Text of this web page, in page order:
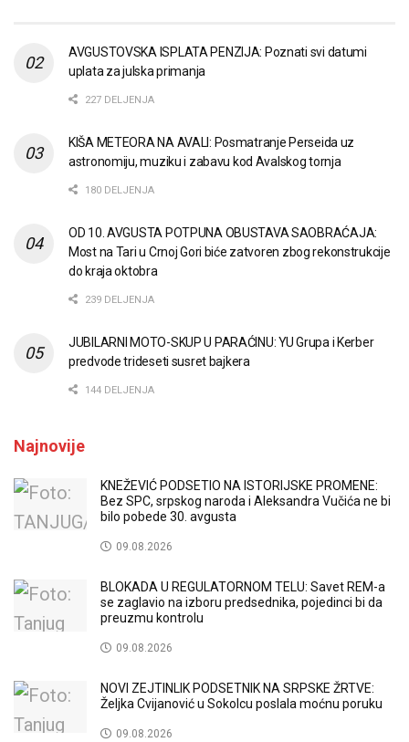
AVGUSTOVSKA ISPLATA PENZIJA: Poznati svi datumi
uplata za julska primanja
227 DELJENJA
KIŠA METEORA NA AVALI: Posmatranje Perseida uz
astronomiju, muziku i zabavu kod Avalskog tornja
180 DELJENJA
OD 10. AVGUSTA POTPUNA OBUSTAVA SAOBRAĆAJA:
Most na Tari u Crnoj Gori biće zatvoren zbog rekonstrukcije
do kraja oktobra
239 DELJENJA
JUBILARNI MOTO-SKUP U PARAĆINU: YU Grupa i Kerber
predvode trideseti susret bajkera
144 DELJENJA
Najnovije
KNEŽEVIĆ PODSETIO NA ISTORIJSKE PROMENE:
Bez SPC, srpskog naroda i Aleksandra Vučića ne bi
bilo pobede 30. avgusta
09.08.2026
BLOKADA U REGULATORNOM TELU: Savet REM-a
se zaglavio na izboru predsednika, pojedinci bi da
preuzmu kontrolu
09.08.2026
NOVI ZEJTINLIK PODSETNIK NA SRPSKE ŽRTVE:
Željka Cvijanović u Sokolcu poslala moćnu poruku
09.08.2026